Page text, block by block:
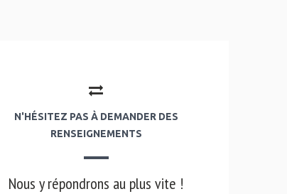
N'HÉSITEZ PAS À DEMANDER DES
RENSEIGNEMENTS
Nous y répondrons au plus vite !